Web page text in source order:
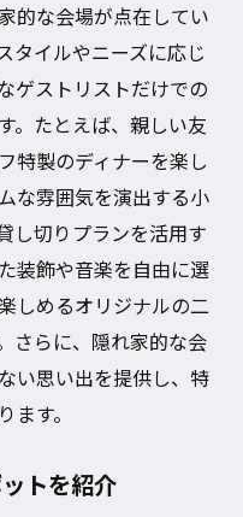
的な会場が点在してい
タイルやニーズに応じ
ゲストリストだけでの
。たとえば、親しい友
特製のディナーを楽し
な雰囲気を演出する小
し切りプランを活用す
装飾や音楽を自由に選
しめるオリジナルの二
さらに、隠れ家的な会
い思い出を提供し、特
す。
トを紹介